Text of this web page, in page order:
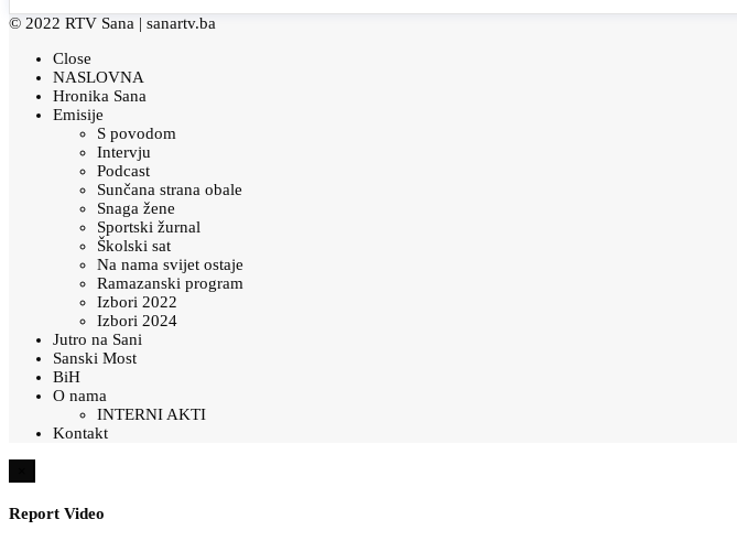
© 2022 RTV Sana | sanartv.ba
Close
NASLOVNA
Hronika Sana
Emisije
S povodom
Intervju
Podcast
Sunčana strana obale
Snaga žene
Sportski žurnal
Školski sat
Na nama svijet ostaje
Ramazanski program
Izbori 2022
Izbori 2024
Jutro na Sani
Sanski Most
BiH
O nama
INTERNI AKTI
Kontakt
Report Video